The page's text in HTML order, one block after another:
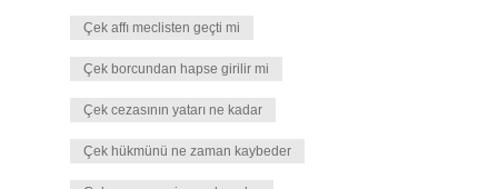
Çek affı meclisten geçti mi
Çek borcundan hapse girilir mi
Çek cezasının yatarı ne kadar
Çek hükmünü ne zaman kaybeder